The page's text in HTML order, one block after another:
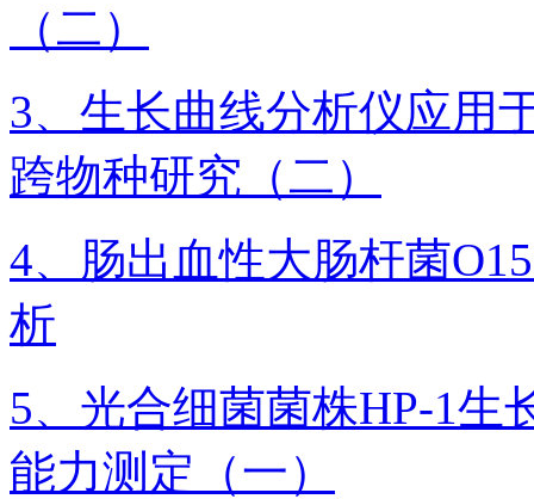
（二）
3、生长曲线分析仪应用
跨物种研究（二）
4、肠出血性大肠杆菌
析
5、光合细菌菌株HP-1生
能力测定（一）